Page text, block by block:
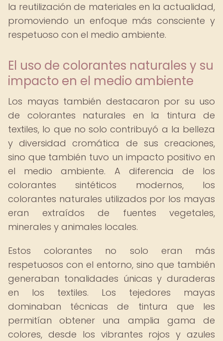
la reutilización de materiales en la actualidad,
promoviendo un enfoque más consciente y
respetuoso con el medio ambiente.
El uso de colorantes naturales y su
impacto en el medio ambiente
Los mayas también destacaron por su uso
de colorantes naturales en la tintura de
textiles, lo que no solo contribuyó a la belleza
y diversidad cromática de sus creaciones,
sino que también tuvo un impacto positivo en
el medio ambiente. A diferencia de los
colorantes sintéticos modernos, los
colorantes naturales utilizados por los mayas
eran extraídos de fuentes vegetales,
minerales y animales locales.
Estos colorantes no solo eran más
respetuosos con el entorno, sino que también
generaban tonalidades únicas y duraderas
en los textiles. Los tejedores mayas
dominaban técnicas de tintura que les
permitían obtener una amplia gama de
colores, desde los vibrantes rojos y azules